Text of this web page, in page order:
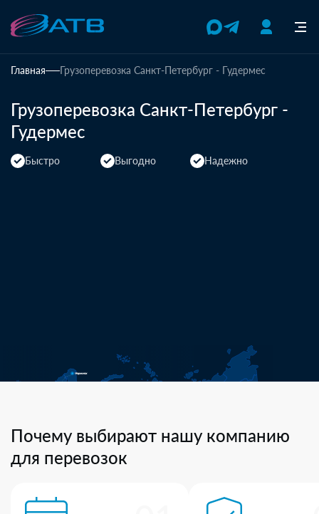
Главная Грузоперевозка Санкт-Петербург - Гудермес
Грузоперевозка Санкт-Петербург -
Гудермес
Быстро Выгодно Надежно
Почему выбирают нашу компанию
для перевозок